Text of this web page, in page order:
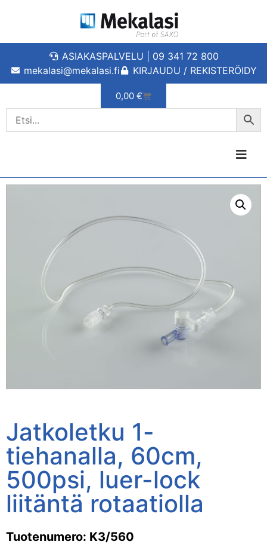
ASIAKASPALVELU | 09 341 72 800
mekalasi@mekalasi.fi
KIRJAUDU / REKISTERÖIDY
0,00 €
Jatkoletku 1-
tiehanalla, 60cm,
500psi, luer-lock
liitäntä rotaatiolla
Tuotenumero: K3/560